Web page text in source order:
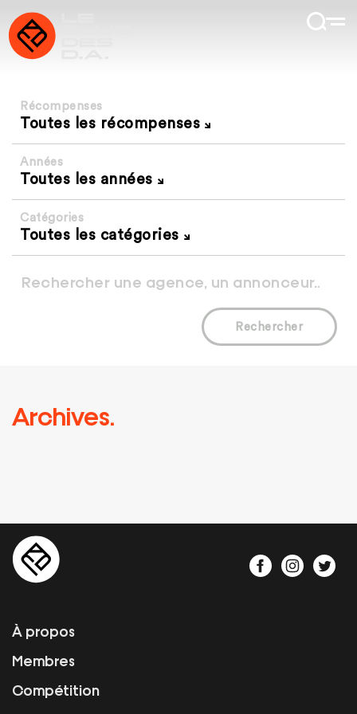
Récompenses
Toutes les récompenses
Années
Toutes les années
Catégories
Toutes les catégories
Rechercher
Archives.
À propos
Membres
Compétition